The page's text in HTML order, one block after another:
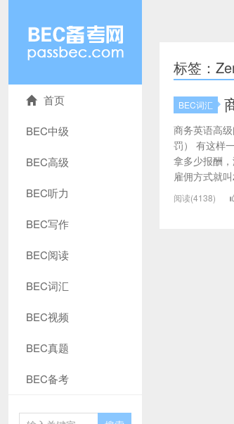
首页
BEC中级
BEC高级
BEC听力
BEC写作
BEC阅读
BEC词汇
BEC视频
BEC真题
BEC备考
标签：
BEC词汇
商务英语高
罚） 有这样
拿多少报酬
雇佣方式就
阅读(4138)